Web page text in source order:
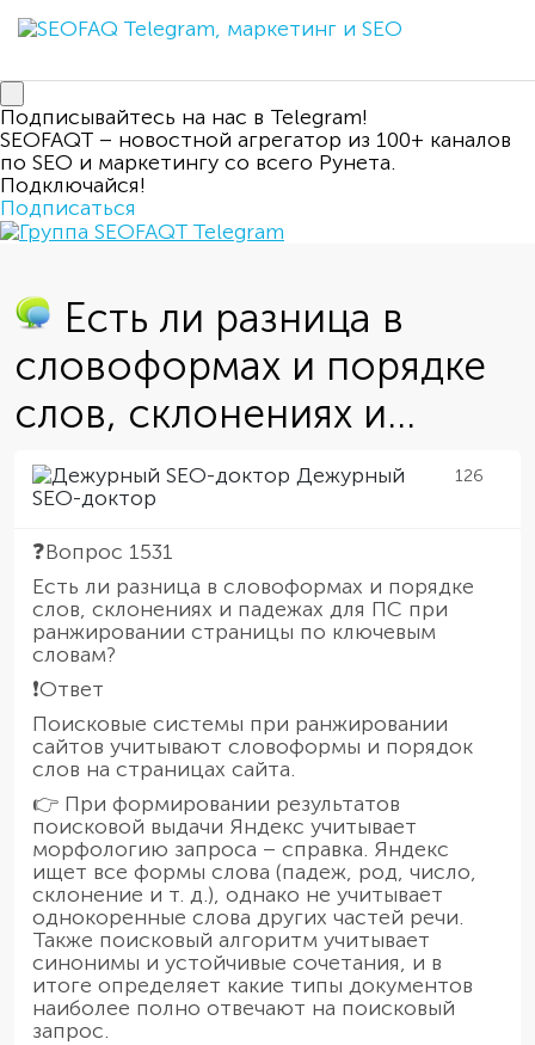
Подписывайтесь на нас в Telegram!
SEOFAQT – новостной агрегатор из 100+ каналов
по SEO и маркетингу со всего Рунета.
Подключайся!
Подписаться
Есть ли разница в
словоформах и порядке
слов, склонениях и...
Дежурный
SEO-доктор
126
❓Вопрос 1531
Есть ли разница в словоформах и порядке
слов, склонениях и падежах для ПС при
ранжировании страницы по ключевым
словам?
❗️Ответ
Поисковые системы при ранжировании
сайтов учитывают словоформы и порядок
слов на страницах сайта.
👉 При формировании результатов
поисковой выдачи Яндекс учитывает
морфологию запроса – справка. Яндекс
ищет все формы слова (падеж, род, число,
склонение и т. д.), однако не учитывает
однокоренные слова других частей речи.
Также поисковый алгоритм учитывает
синонимы и устойчивые сочетания, и в
итоге определяет какие типы документов
наиболее полно отвечают на поисковый
запрос.